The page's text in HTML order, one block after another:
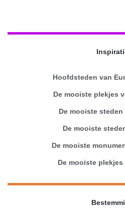
Hoofdsteden van
De mooiste plekjes
De mooiste
De mooiste
De mooiste
De mooiste plekjes